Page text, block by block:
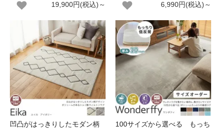
19,900円(税込)～
6,990円(税込)～
凹凸がはっきりしたモダン柄
100サイズから選べる もっち